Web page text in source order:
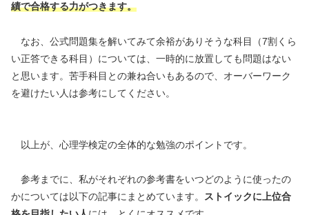
績で合格する力がつきます。
なお、公式問題集を解いてみて余裕がありそうな科目（7割くら
い正答できる科目）については、一時的に放置しても問題はない
と思います。苦手科目との兼ね合いもあるので、オーバーワーク
を避けたい人は参考にしてください。
以上が、心理学検定の全体的な勉強のポイントです。
参考までに、私がそれぞれの参考書をいつどのように使ったの
かについては以下の記事にまとめています。
ストイックに上位合